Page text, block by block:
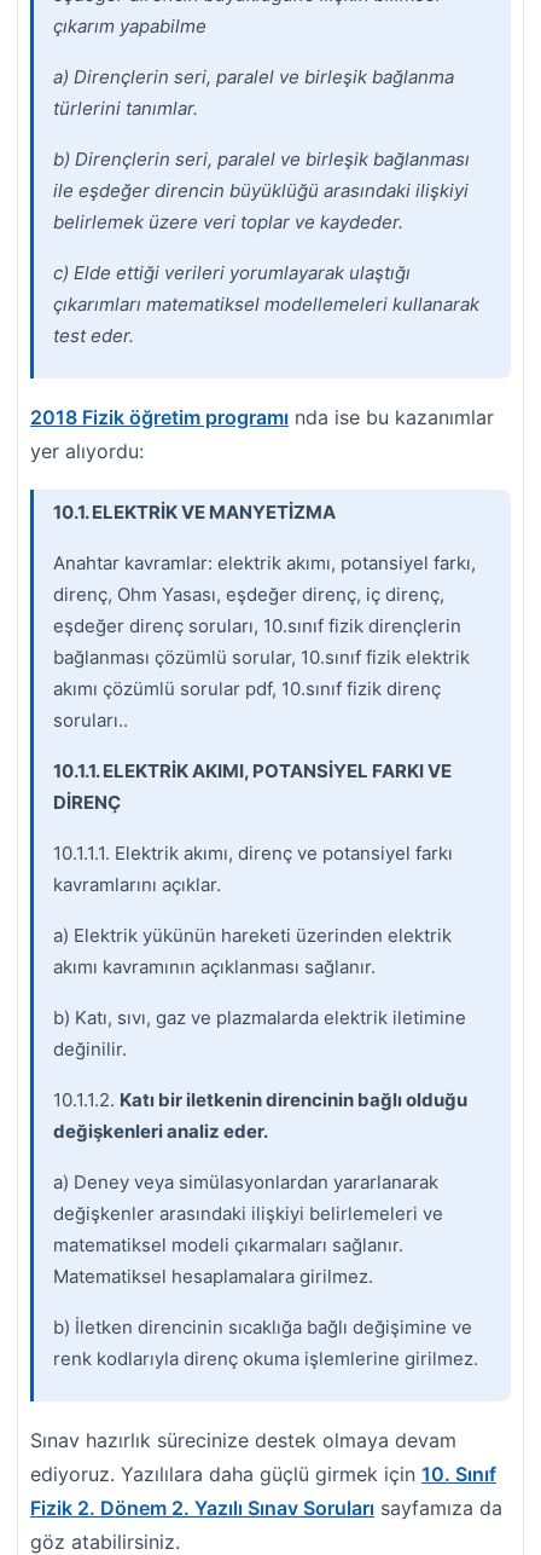
çıkarım yapabilme
a) Dirençlerin seri, paralel ve birleşik bağlanma
türlerini tanımlar.
b) Dirençlerin seri, paralel ve birleşik bağlanması
ile eşdeğer direncin büyüklüğü arasındaki ilişkiyi
belirlemek üzere veri toplar ve kaydeder.
c) Elde ettiği verileri yorumlayarak ulaştığı
çıkarımları matematiksel modellemeleri kullanarak
test eder.
2018 Fizik öğretim programı nda ise bu kazanımlar
yer alıyordu:
10.1. ELEKTRİK VE MANYETİZMA
Anahtar kavramlar: elektrik akımı, potansiyel farkı,
direnç, Ohm Yasası, eşdeğer direnç, iç direnç,
eşdeğer direnç soruları, 10.sınıf fizik dirençlerin
bağlanması çözümlü sorular, 10.sınıf fizik elektrik
akımı çözümlü sorular pdf, 10.sınıf fizik direnç
soruları..
10.1.1. ELEKTRİK AKIMI, POTANSİYEL FARKI VE
DİRENÇ
10.1.1.1. Elektrik akımı, direnç ve potansiyel farkı
kavramlarını açıklar.
a) Elektrik yükünün hareketi üzerinden elektrik
akımı kavramının açıklanması sağlanır.
b) Katı, sıvı, gaz ve plazmalarda elektrik iletimine
değinilir.
10.1.1.2. Katı bir iletkenin direncinin bağlı olduğu
değişkenleri analiz eder.
a) Deney veya simülasyonlardan yararlanarak
değişkenler arasındaki ilişkiyi belirlemeleri ve
matematiksel modeli çıkarmaları sağlanır.
Matematiksel hesaplamalara girilmez.
b) İletken direncinin sıcaklığa bağlı değişimine ve
renk kodlarıyla direnç okuma işlemlerine girilmez.
Sınav hazırlık sürecinize destek olmaya devam
ediyoruz. Yazılılara daha güçlü girmek için 10. Sınıf
Fizik 2. Dönem 2. Yazılı Sınav Soruları sayfamıza da
göz atabilirsiniz.